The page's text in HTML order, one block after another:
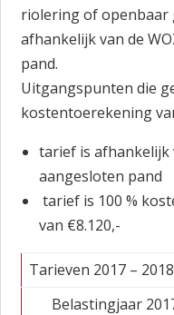
riolering of openbaar
afhankelijk van de
pand.
Uitgangspunten die
kostentoerekening
tarief is afhankelijk
aangesloten pand
tarief is 100 %
van €8.120,-
Tarieven 2017 – 2018
Belastingjaar